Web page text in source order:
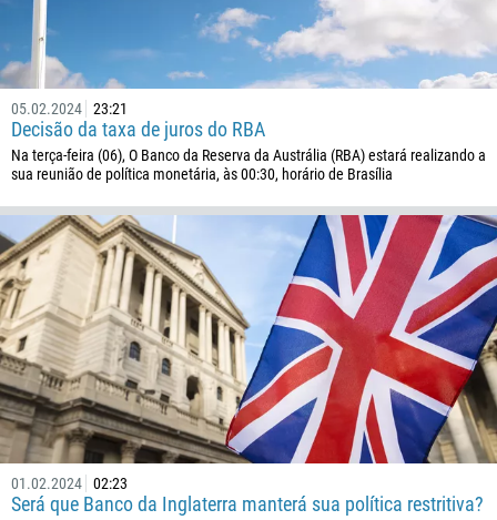
05.02.2024 23:21
Decisão da taxa de juros do RBA
Na terça-feira (06), O Banco da Reserva da Austrália (RBA) estará realizando a
sua reunião de política monetária, às 00:30, horário de Brasília
01.02.2024 02:23
Será que Banco da Inglaterra manterá sua política restritiva?
1684
376
1264
672
1268
54
374
297
61
43
994
Agende uma chamada
23:00
Insira seu e-mail
Insira seu comentário, se necessário
ME LIGUE DE VOLTA